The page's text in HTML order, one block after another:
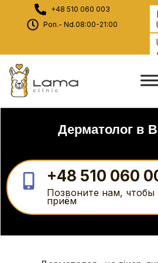
+48 510 060 003
Pon.- Nd.08:00-21:00
Дерматолог в
+48 510 060
Позвоните нам, чтобы
приём